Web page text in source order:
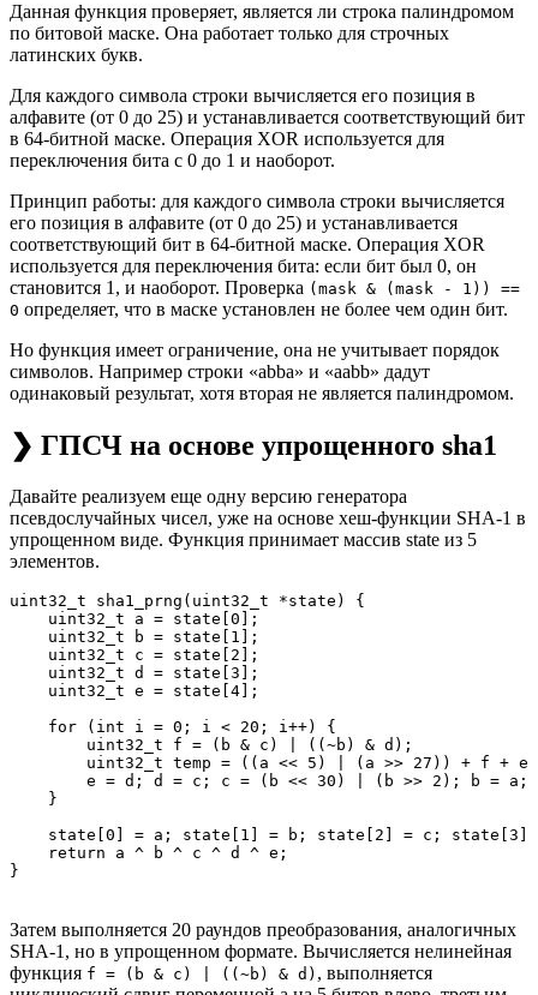
Данная функция проверяет, является ли строка палиндромом
по битовой маске. Она работает только для строчных
латинских букв.
Для каждого символа строки вычисляется его позиция в
алфавите (от 0 до 25) и устанавливается соответствующий бит
в 64-битной маске. Операция XOR используется для
переключения бита с 0 до 1 и наоборот.
Принцип работы: для каждого символа строки вычисляется
его позиция в алфавите (от 0 до 25) и устанавливается
соответствующий бит в 64-битной маске. Операция XOR
используется для переключения бита: если бит был 0, он
становится 1, и наоборот. Проверка (mask & (mask - 1)) ==
0 определяет, что в маске установлен не более чем один бит.
Но функция имеет ограничение, она не учитывает порядок
символов. Например строки «abba» и «aabb» дадут
одинаковый результат, хотя вторая не является палиндромом.
❯ ГПСЧ на основе упрощенного sha1
Давайте реализуем еще одну версию генератора
псевдослучайных чисел, уже на основе хеш-функции SHA-1 в
упрощенном виде. Функция принимает массив state из 5
элементов.
uint32_t sha1_prng(uint32_t *state) {
    uint32_t a = state[0];
    uint32_t b = state[1];
    uint32_t c = state[2];
    uint32_t d = state[3];
    uint32_t e = state[4];
    for (int i = 0; i < 20; i++) {
        uint32_t f = (b & c) | ((~b) & d);
uint32_t temp = ((a << 5) | (a >> 27)) + f + e
e = d; d = c; c = (b << 30) | (b >> 2); b = a;
    }
state[0] = a; state[1] = b; state[2] = c; state[3]
    return a ^ b ^ c ^ d ^ e;
Затем выполняется 20 раундов преобразования, аналогичных
SHA-1, но в упрощенном формате. Вычисляется нелинейная
функция f = (b & c) | ((~b) & d) , выполняется